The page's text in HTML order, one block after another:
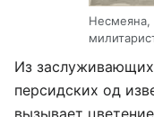
Несмеяна,
Из
персидских од